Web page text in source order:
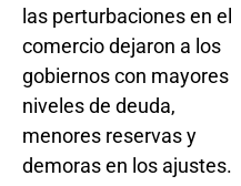
las perturbaciones en el
comercio dejaron a los
gobiernos con mayores
niveles de deuda,
menores reservas y
demoras en los ajustes.